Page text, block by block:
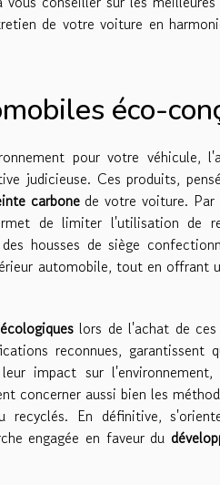
de votre voiture en
éco-
pour votre véhicule,
judicieuse. Ces produits,
carbonede votre voiture. Par
de limiter l'utilisation de
housses de siège
automobile, tout en offrant
lors de l'achat de ces
reconnues, garantissent
impact sur
concerner aussi bien les
recyclés. En définitive,
engagée en faveur du